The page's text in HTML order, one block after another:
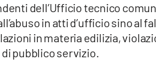
dell’Ufficio tecnico
in atti d’ufficio sino al
in materia edilizia,
pubblico servizio.